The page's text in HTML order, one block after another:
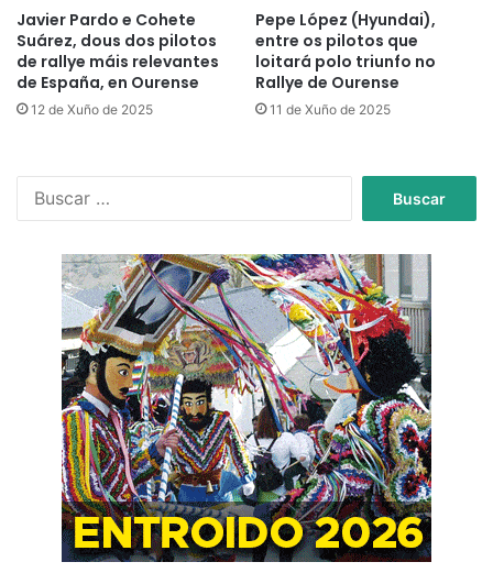
Javier Pardo e Cohete
Suárez, dous dos pilotos
de rallye máis relevantes
de España, en Ourense
12 de Xuño de 2025
Pepe López (Hyundai),
entre os pilotos que
loitará polo triunfo no
Rallye de Ourense
11 de Xuño de 2025
c
a
r
: